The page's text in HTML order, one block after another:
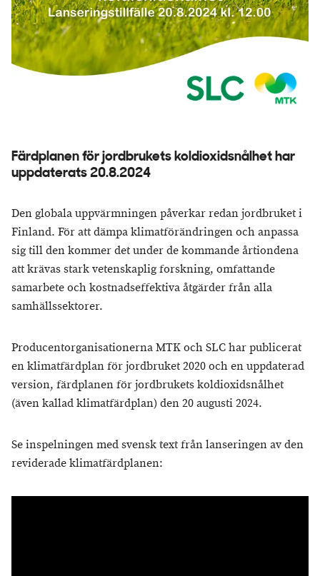
Färdplanen för jordbrukets koldioxidsnålhet har
uppdaterats 20.8.2024
Den globala uppvärmningen påverkar redan jordbruket i
Finland. För att dämpa klimatförändringen och anpassa
sig till den kommer det under de kommande årtiondena
att krävas stark vetenskaplig forskning, omfattande
samarbete och kostnadseffektiva åtgärder från alla
samhällssektorer.
Producentorganisationerna MTK och SLC har publicerat
en klimatfärdplan för jordbruket 2020 och en uppdaterad
version, färdplanen för jordbrukets koldioxidsnålhet
(även kallad klimatfärdplan) den 20 augusti 2024.
Se inspelningen med svensk text från lanseringen av den
reviderade klimatfärdplanen: